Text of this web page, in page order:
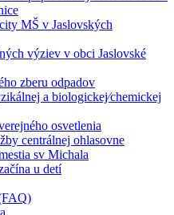
MŠ v Jaslovských
výziev v obci Jaslovské
zberu odpadov
a biologickej⁄chemickej
osvetlenia
centrálnej ohlasovne
sv Michala
u detí